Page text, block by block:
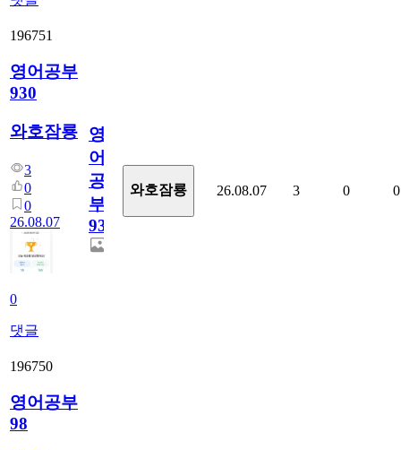
196751
영어공부
930
와호잠룡
3
0
0
26.08.07
0
댓글
영
어
공
부
930
와호잠룡 26.08.07 3 0 0
196750
영어공부
98